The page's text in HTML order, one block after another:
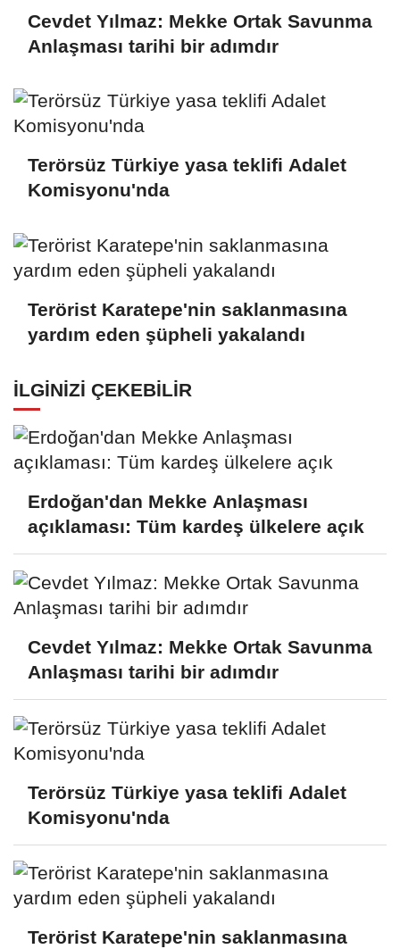
Cevdet Yılmaz: Mekke Ortak Savunma
Anlaşması tarihi bir adımdır
Terörsüz Türkiye yasa teklifi Adalet
Komisyonu'nda
Terörist Karatepe'nin saklanmasına
yardım eden şüpheli yakalandı
İLGINIZI ÇEKEBILIR
Erdoğan'dan Mekke Anlaşması
açıklaması: Tüm kardeş ülkelere açık
Cevdet Yılmaz: Mekke Ortak Savunma
Anlaşması tarihi bir adımdır
Terörsüz Türkiye yasa teklifi Adalet
Komisyonu'nda
Terörist Karatepe'nin saklanmasına